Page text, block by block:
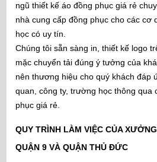
ngũ thiết kế áo đồng phục giá rẻ
nhà cung cấp đồng phục cho các cơ
học có uy tín.
Chúng tôi sẵn sàng in, thiết kế logo
mặc chuyển tải đúng ý tưởng của
nên thương hiệu cho quý khách đáp
quan, công ty, trường học thông qua
phục giá rẻ.
QUY TRÌNH LÀM VIỆC CỦA
QUẬN 9 VÀ QUẬN THỦ ĐỨC